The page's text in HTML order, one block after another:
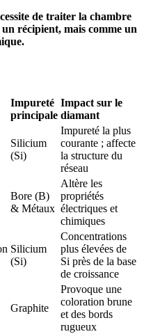
de traiter la chambre
récipient, mais comme un
Impureté
principale
Impact sur le
diamant
Silicium
(Si)
Impureté la plus
courante ; affecte
la structure du
réseau
Bore (B)
& Métaux
Altère les
propriétés
électriques et
chimiques
Silicium
(Si)
Concentrations
plus élevées de
Si près de la base
de croissance
Graphite
Provoque une
coloration brune
et des bords
rugueux